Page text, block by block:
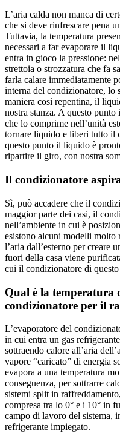
L’aria calda non manca di
che si deve rinfrescare pena
Tuttavia, la temperatura
necessari a far evaporare il
entra in gioco la pressione:
strettoia o strozzatura che fa
farla calare immediatamente
interna del condizionatore, lo
maniera così repentina, il
nostra stanza. A questo
che lo comprime nell’unità
tornare liquido e liberi tutto il
questo punto il liquido è
ripartire il giro, con nostra
Il condizionatore
Sì, può accadere che il
maggior parte dei casi, il
nell’ambiente in cui è
esistono alcuni modelli molto
l’aria dall’esterno per creare
fuori della casa viene
cui il condizionatore di
Qual è la temperatura
condizionatore per il
L’evaporatore del
in cui entra un gas
sottraendo calore all’aria
vapore “caricato” di energia
evapora a una temperatura
conseguenza, per sottrarre
sistemi split in
compresa tra lo 0° e i 10° in
campo di lavoro del sistema,
refrigerante impiegato.